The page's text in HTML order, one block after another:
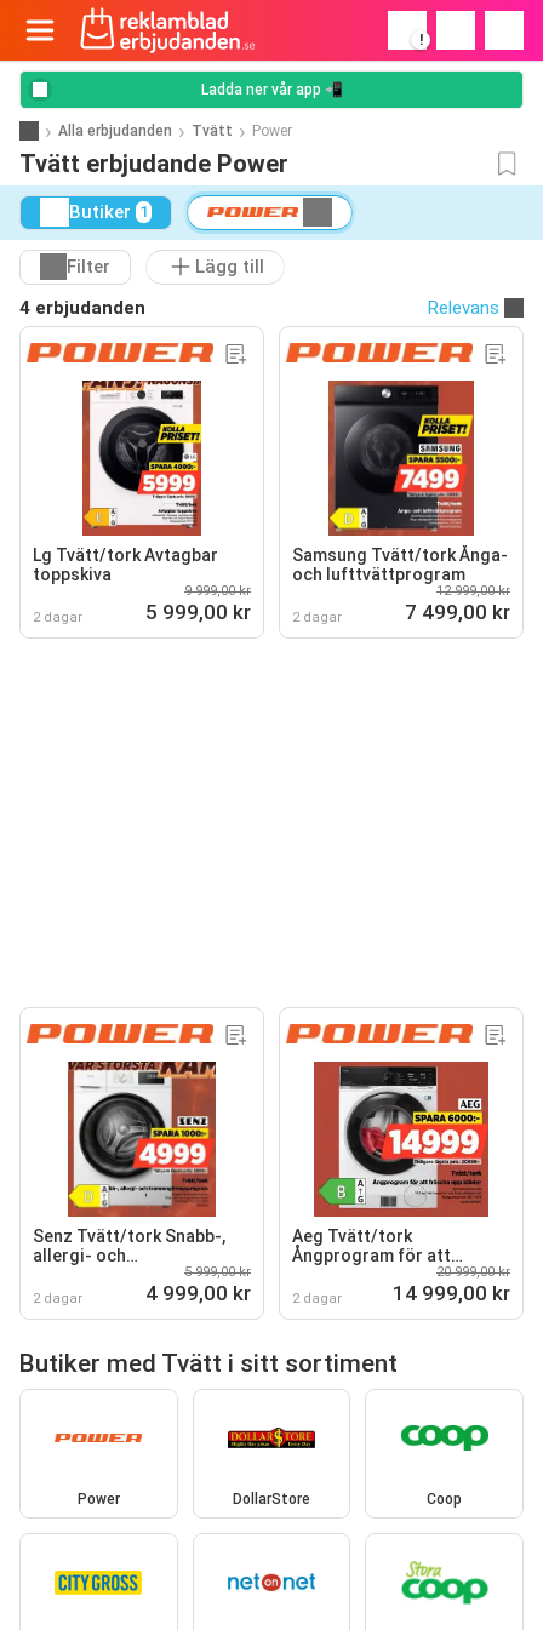
!
Ladda ner vår app 📲
Alla erbjudanden Tvätt Power
Tvätt erbjudande Power
Butiker 1
Filter
Lägg till
4 erbjudanden
Relevans
Lg Tvätt/tork Avtagbar
toppskiva
2 dagar
9 999,00 kr
5 999,00 kr
Samsung Tvätt/tork Ånga-
och lufttvättprogram
2 dagar
12 999,00 kr
7 499,00 kr
Senz Tvätt/tork Snabb-,
allergi- och
trumrengöringsprogram
2 dagar
5 999,00 kr
4 999,00 kr
Aeg Tvätt/tork
Ångprogram för att
fräscha upp kläder
2 dagar
20 999,00 kr
14 999,00 kr
Butiker med Tvätt i sitt sortiment
Power DollarStore Coop